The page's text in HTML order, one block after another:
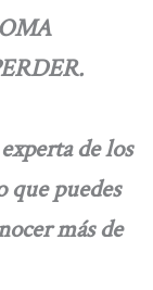
de los
que puedes
más de